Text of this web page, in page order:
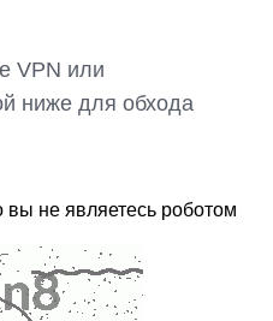
VPN или
ниже для обхода
вы не являетесь роботом